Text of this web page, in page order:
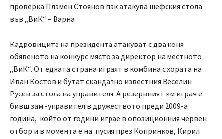
проверка Пламен Стоянов пак атакува шефския стола
във „ВиК“ – Варна
Кадровиците на президента атакуват с два коня
обявеното на конкурс място за директор на местното
„ВиК“. От едната страна играят в комбина с хората на
Иван Костов и бутат скандално известния Веселин
Русев за стола на управителя. А резервният им играч е
бивш зам.-управител в дружеството преди 2009-а
година, който от години играе в опозиционния червен
отбор и в момента е на пусия през Копринков, Кирил